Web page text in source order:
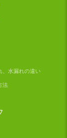
、水漏れの違い
法